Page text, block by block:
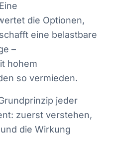
die Optionen,
eine belastbare
–
hohem
so vermieden.
jeder
zuerst verstehen,
die Wirkung